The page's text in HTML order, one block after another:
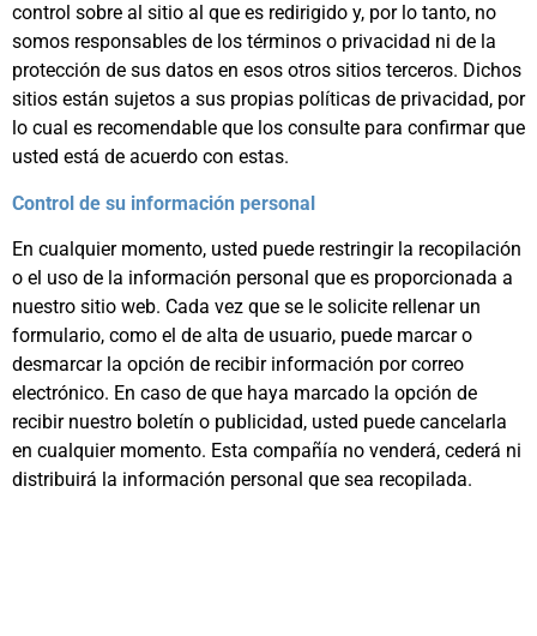
control sobre al sitio al que es redirigido y, por lo tanto, no
somos responsables de los términos o privacidad ni de la
protección de sus datos en esos otros sitios terceros. Dichos
sitios están sujetos a sus propias políticas de privacidad, por
lo cual es recomendable que los consulte para confirmar que
usted está de acuerdo con estas.
Control de su información personal
En cualquier momento, usted puede restringir la recopilación
o el uso de la información personal que es proporcionada a
nuestro sitio web. Cada vez que se le solicite rellenar un
formulario, como el de alta de usuario, puede marcar o
desmarcar la opción de recibir información por correo
electrónico. En caso de que haya marcado la opción de
recibir nuestro boletín o publicidad, usted puede cancelarla
en cualquier momento. Esta compañía no venderá, cederá ni
distribuirá la información personal que sea recopilada.